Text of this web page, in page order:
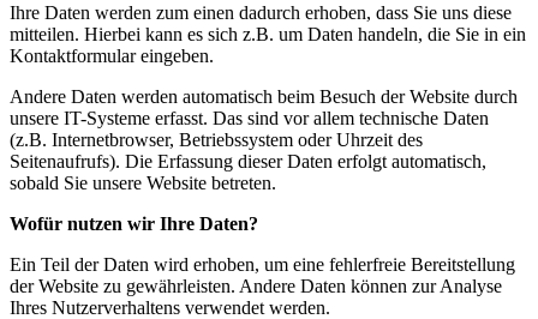
Ihre Daten werden zum einen dadurch erhoben, dass Sie uns diese
mitteilen. Hierbei kann es sich z.B. um Daten handeln, die Sie in ein
Kontaktformular eingeben.
Andere Daten werden automatisch beim Besuch der Website durch
unsere IT-Systeme erfasst. Das sind vor allem technische Daten
(z.B. Internetbrowser, Betriebssystem oder Uhrzeit des
Seitenaufrufs). Die Erfassung dieser Daten erfolgt automatisch,
sobald Sie unsere Website betreten.
Wofür nutzen wir Ihre Daten?
Ein Teil der Daten wird erhoben, um eine fehlerfreie Bereitstellung
der Website zu gewährleisten. Andere Daten können zur Analyse
Ihres Nutzerverhaltens verwendet werden.